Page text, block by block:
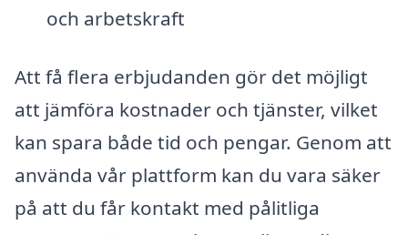
och arbetskraft
Att få flera erbjudanden gör det möjligt
att jämföra kostnader och tjänster, vilket
kan spara både tid och pengar. Genom att
använda vår plattform kan du vara säker
på att du får kontakt med pålitliga